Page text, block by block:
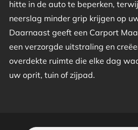
hitte in de auto te beperken,
neerslag minder grip krijgen op
Daarnaast geeft een Carport
een verzorgde uitstraling en
overdekte ruimte die elke dag
uw oprit, tuin of zijpad.